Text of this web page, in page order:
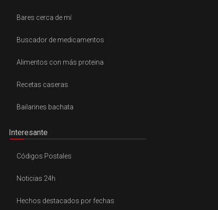
Bares cerca de mí
Buscador de medicamentos
Alimentos con más proteina
Recetas caseras
Bailarines bachata
Interesante
Códigos Postales
Noticias 24h
Hechos destacados por fechas